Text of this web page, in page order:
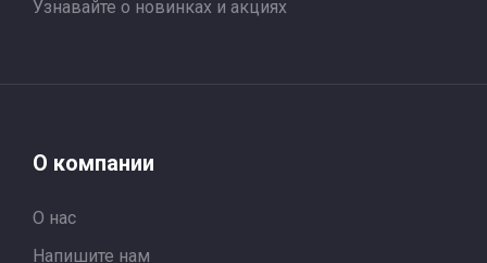
Узнавайте о новинках и акциях
О компании
О нас
Напишите нам